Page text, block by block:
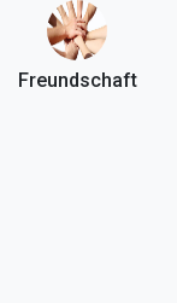
Freundschaft